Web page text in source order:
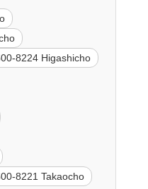
8224 Higashicho
8221 Takaocho